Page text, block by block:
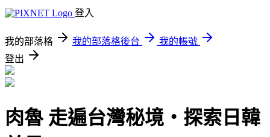
登入
我的部落格 我的部落格後台
我的帳號
登出
肉魯 走遍台灣秘境・探索日韓